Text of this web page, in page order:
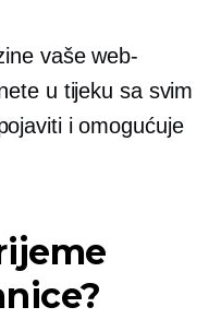
vaše web-
u tijeku sa svim
i omogućuje